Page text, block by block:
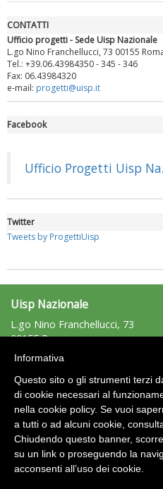
rivoluzioni"
Tiziano Pesce a Radio
CONTATTI
Ufficio progetti - Sede Uisp Nazionale
L.go Nino Franchellucci, 73 00155
Tel.: +39.06.43984350 - 345 - 346
Fax: 06.43984320
e-mail: progetti@uisp.it
Facebook
Ufficio Progetti Uisp
Twitter
Tweets by ProgettiUisp
Uisp Nazionale
L.go Nino Franchellucci, 73
00155 Roma
Tel: 06.439841 - Fax: 06.43984320
C.F.: 97029170582
Area Riservata 2.0
Informativa
Questo sito o gli strumenti terzi
di cookie necessari al
nella cookie policy. Se vuoi
a tutti o ad alcuni cookie,
Chiudendo questo banner,
su un link o proseguendo la
acconsenti all’uso dei cookie.